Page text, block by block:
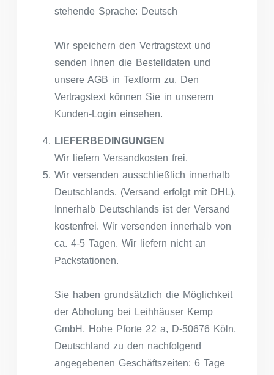
stehende Sprache: Deutsch
Wir speichern den Vertragstext und
senden Ihnen die Bestelldaten und
unsere AGB in Textform zu. Den
Vertragstext können Sie in unserem
Kunden-Login einsehen.
LIEFERBEDINGUNGEN
Wir liefern Versandkosten frei.
Wir versenden ausschließlich innerhalb
Deutschlands. (Versand erfolgt mit DHL).
Innerhalb Deutschlands ist der Versand
kostenfrei. Wir versenden innerhalb von
ca. 4-5 Tagen. Wir liefern nicht an
Packstationen.
Sie haben grundsätzlich die Möglichkeit
der Abholung bei Leihhäuser Kemp
GmbH, Hohe Pforte 22 a, D-50676 Köln,
Deutschland zu den nachfolgend
angegebenen Geschäftszeiten: 6 Tage